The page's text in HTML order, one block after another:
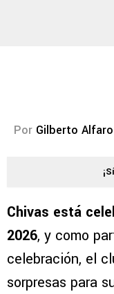
Por Gilberto Alfaro
Chivas está
2026, y como
celebración, el
sorpresas para